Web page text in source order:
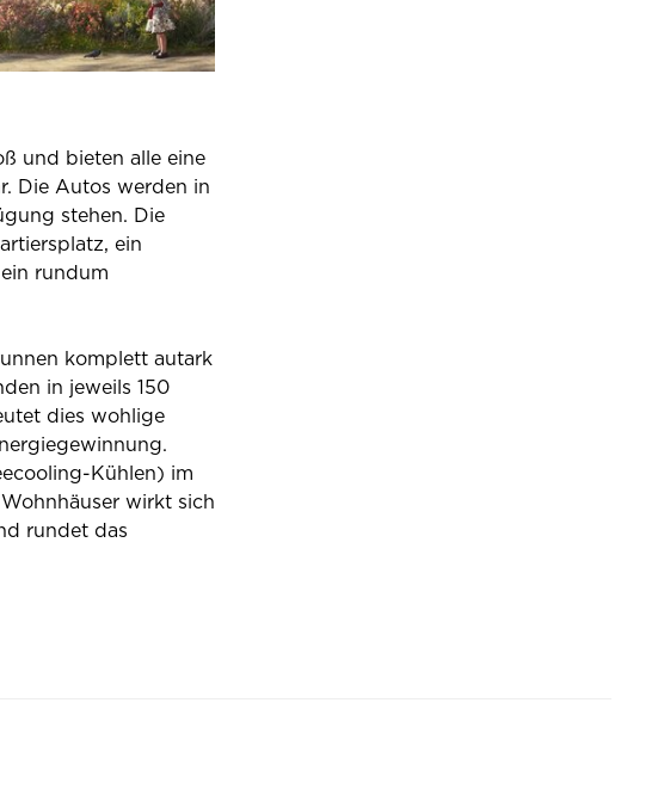
und bieten alle eine
Die Autos werden in
stehen. Die
ein
rundum
komplett autark
in jeweils 150
dies wohlige
Kühlen) im
wirkt sich
rundet das